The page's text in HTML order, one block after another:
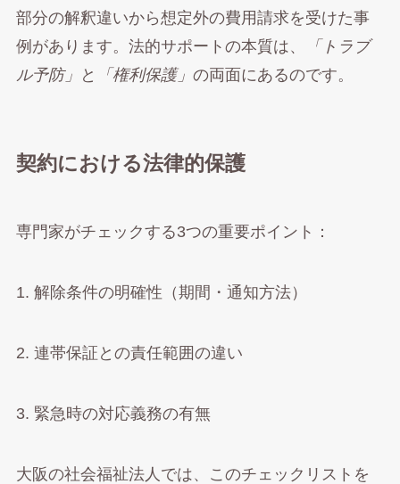
部分の解釈違いから想定外の費用請求を受けた事
例があります。法的サポートの本質は、
「トラブ
ル予防」 と 「権利保護」 の両面にあるのです。
契約における法律的保護
専門家がチェックする3つの重要ポイント：
1. 解除条件の明確性（期間・通知方法）
2. 連帯保証との責任範囲の違い
3. 緊急時の対応義務の有無
大阪の社会福祉法人では、このチェックリストを